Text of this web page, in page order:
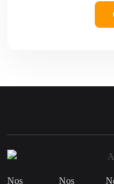
Nos Nos